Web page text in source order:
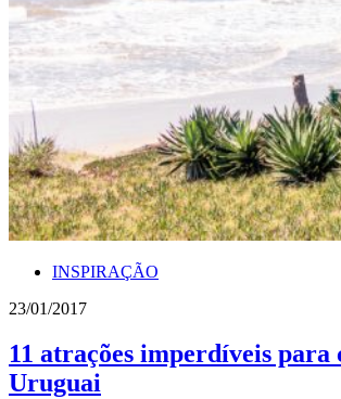
INSPIRAÇÃO
23/01/2017
11 atrações imperdíveis para
Uruguai